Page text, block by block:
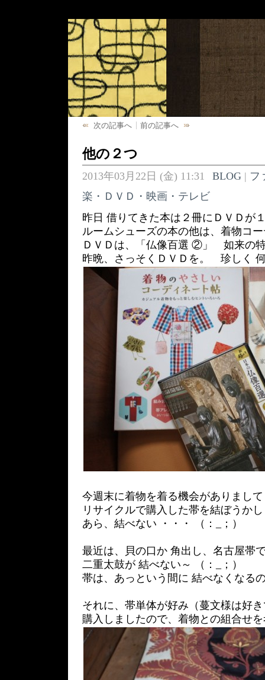
次の記事へ 前の記事へ
他の２つ
2013年03月22日 (金) 11:31 BLOG| フ
楽・ＤＶＤ・映画・テレビ
昨日 借りてきた本は２冊にＤＶＤが
ルームシューズの本の他は、着物コ
ＤＶＤは、「仏像百選 ②」 如来の
昨晩、さっそくＤＶＤを。 珍しく
今週末に着物を着る機会がありまして
リサイクルで購入した帯を結ぼうか
あら、結べない ・・・ （：_；）
最近は、貝の口か 角出し、名古屋帯
二重太鼓が 結べない～ （：_；）
帯は、あっという間に 結べなくなる
それに、帯単体が好み（蔓文様は好
購入しましたので、着物との組合せ